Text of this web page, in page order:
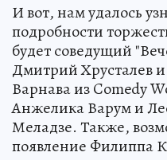
И вот, нам удалось
подробности
будет соведущий
Дмитрий Хрусталев
Варнава из Comedy
Анжелика Варум и
Меладзе. Также,
появление Филиппа